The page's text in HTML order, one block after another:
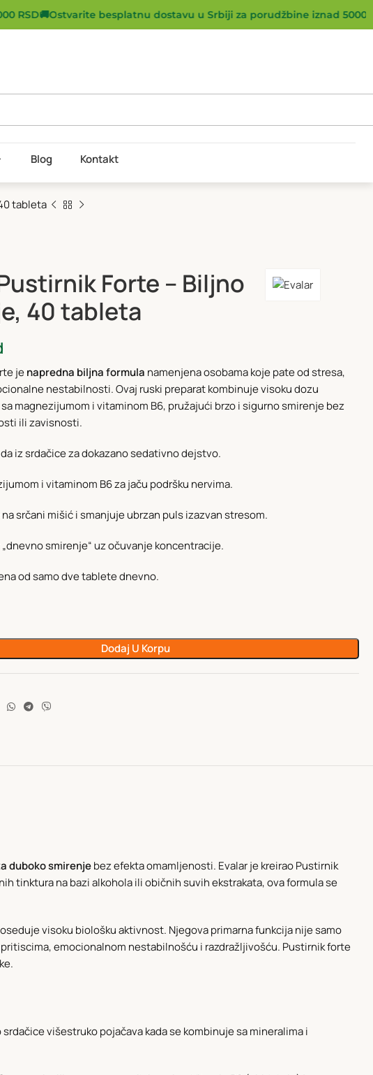
RSD🚚Ostvarite besplatnu dostavu u Srbiji za porudžbine iznad 5000
Blog Kontakt
tableta
Forte – Biljno
40 tableta
jenapredna biljna formula namenjena osobama koje pate od stresa,
nestabilnosti. Ovaj ruski preparat kombinuje visoku dozu
magnezijumom i vitaminom B6, pružajući brzo i sigurno smirenje bez
ili zavisnosti.
iz srdačice za dokazano sedativno dejstvo.
i vitaminom B6 za jaču podršku nervima.
srčani mišić i smanjuje ubrzan puls izazvan stresom.
smirenje“ uz očuvanje koncentracije.
od samo dve tablete dnevno.
Dodaj U Korpu
duboko smirenjebez efekta omamljenosti. Evalar je kreirao Pustirnik
tinktura na bazi alkohola ili običnih suvih ekstrakata, ova formula se
visoku biološku aktivnost. Njegova primarna funkcija nije samo
emocionalnom nestabilnošću i razdražljivošću. Pustirnik forte
višestruko pojačava kada se kombinuje sa mineralima i